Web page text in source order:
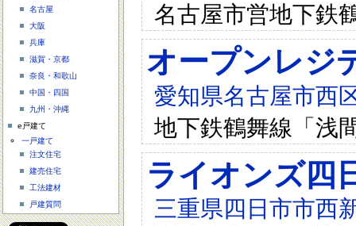
名古屋市営地下鉄
オープンレジ
愛知県名古屋市西
地下鉄鶴舞線「浅
ライオンズ四
三重県四日市市西
名古屋
大阪
兵庫
滋賀・京都
奈良・和歌山
中国・四国
九州・沖縄
e戸建て
一戸建て
注文住宅
建売住宅
工法建材
戸建質問